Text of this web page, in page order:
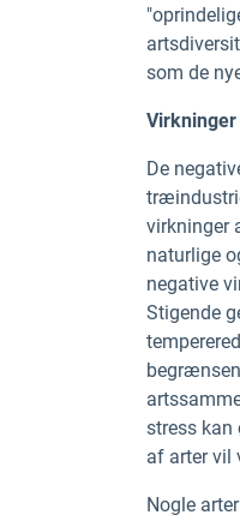
som de
De
virkninger
naturlige
negative
Stigende
stress kan
af arter vil
Nogle